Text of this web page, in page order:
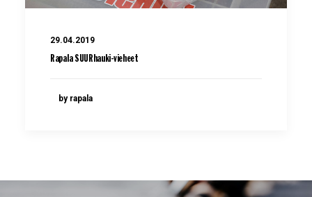
29.04.2019
Rapala SUURhauki-vieheet
by rapala